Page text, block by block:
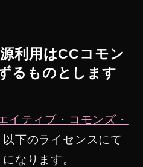
利用はCCコモン
るものとします
イティブ・コモンズ・
下のライセンスにて
なります。